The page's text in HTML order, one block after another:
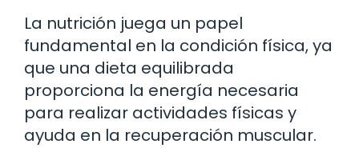
La nutrición juega un papel
fundamental en la condición física, ya
que una dieta equilibrada
proporciona la energía necesaria
para realizar actividades físicas y
ayuda en la recuperación muscular.